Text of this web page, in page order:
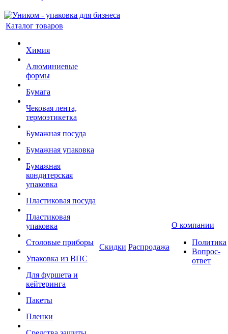
Каталог товаров
Химия
Алюминиевые
формы
Бумага
Чековая лента,
термоэтикетка
Бумажная посуда
Бумажная упаковка
Бумажная
кондитерская
упаковка
Пластиковая посуда
Пластиковая
упаковка
Столовые приборы
Упаковка из ВПС
Для фуршета и
кейтеринга
Пакеты
Пленки
Скидки Распродажа
О компании
Политика
Вопрос-
ответ